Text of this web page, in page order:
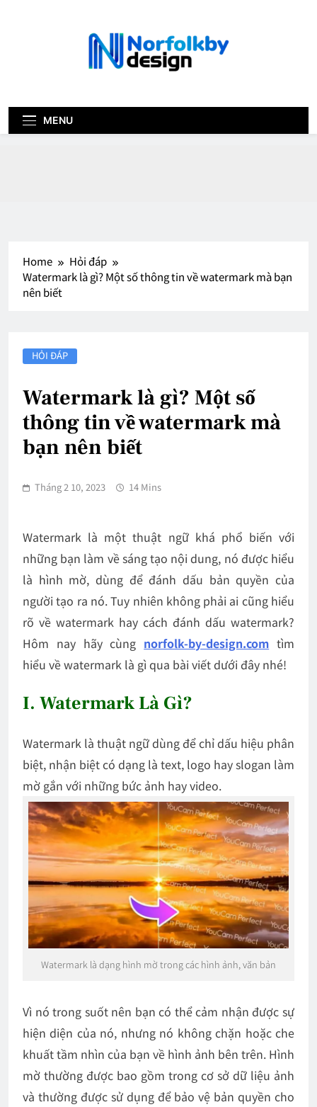
design.com
MENU
Home
Hỏi đáp
Watermark là gì? Một số thông tin về watermark mà bạn
nên biết
HỎI ĐÁP
Watermark là gì? Một số
thông tin về watermark mà
bạn nên biết
Tháng 2 10, 2023 14 Mins
Watermark là một thuật ngữ khá phổ biến với
những bạn làm về sáng tạo nội dung, nó được hiểu
là hình mờ, dùng để đánh dấu bản quyền của
người tạo ra nó. Tuy nhiên không phải ai cũng hiểu
rõ về watermark hay cách đánh dấu watermark?
Hôm nay hãy cùng norfolk-by-design.com tìm
hiểu vềwatermark là gì qua bài viết dưới đây nhé!
I. Watermark Là Gì?
Watermark là thuật ngữ dùng để chỉ dấu hiệu phân
biệt, nhận biệt có dạng là text, logo hay slogan làm
mờ gắn với những bức ảnh hay video.
Watermark là dạng hình mờ trong các hình ảnh, văn bản
Vì nó trong suốt nên bạn có thể cảm nhận được sự
hiện diện của nó, nhưng nó không chặn hoặc che
khuất tầm nhìn của bạn về hình ảnh bên trên. Hình
mờ thường được bao gồm trong cơ sở dữ liệu ảnh
và thường được sử dụng để bảo vệ bản quyền cho